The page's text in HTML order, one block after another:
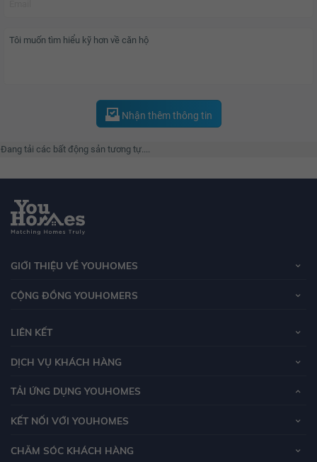
Nhận thêm thông tin
tải các bất động sản tương tự....
GIỚI THIỆU VỀ YOUHOMES
CỘNG ĐỒNG YOUHOMERS
LIÊN KẾT
DỊCH VỤ KHÁCH HÀNG
TẢI ỨNG DỤNG YOUHOMES
KẾT NỐI VỚI YOUHOMES
CHĂM SÓC KHÁCH HÀNG